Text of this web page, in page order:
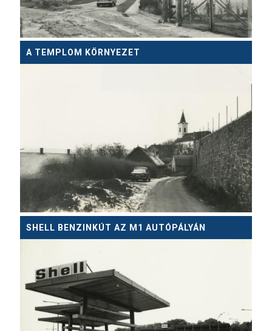
A TEMPLOM KÖRNYEZET
SHELL BENZINKÚT AZ M1 AUTÓPÁLYÁN